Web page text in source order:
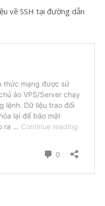
về SSH tại đường dẫn